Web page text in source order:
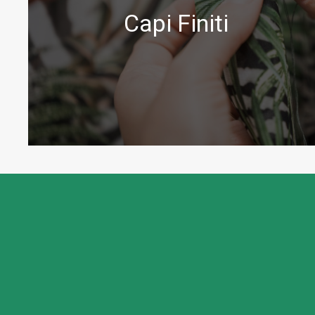
Capi Finiti
delle 2° scelte
Scopri di più